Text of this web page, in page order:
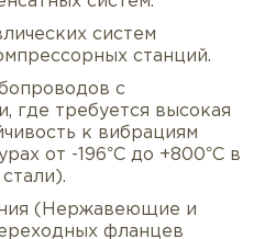
систем
станций.
с
где требуется высокая
к вибрациям
от -196°C до +800°C в
(Нержавеющие и
фланцев